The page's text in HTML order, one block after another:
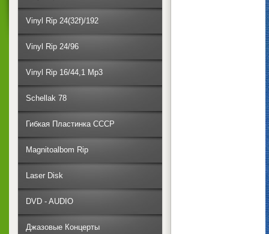
Vinyl Rip 24(32f)/192
Vinyl Rip 24/96
Vinyl Rip 16/44,1 Mp3
Schellak 78
Гибкая Пластинка СССР
Magnitoalbom Rip
Laser Disk
DVD - AUDIO
Джазовые Концерты